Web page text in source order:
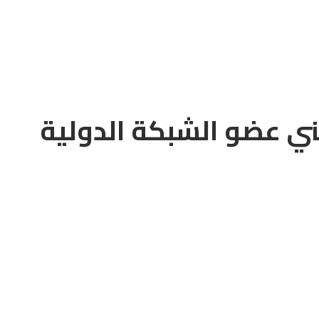
عضو الشبكة الدولية